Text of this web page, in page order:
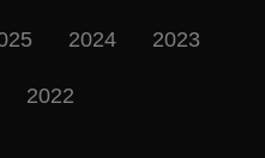
2024 2023
2022